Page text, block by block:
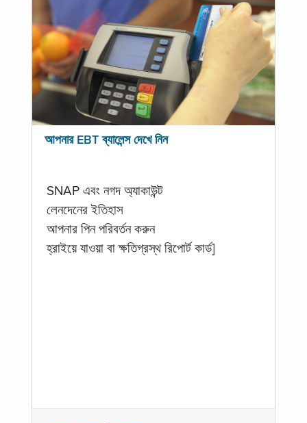
আপনার EBT ব্যালেন্স দেখে নিন
SNAP এবং নগদ অ্যাকাউন্ট
লেনদেনের ইতিহাস
আপনার পিন পরিবর্তন করুন
হ্রাইয়ে যাওয়া বা ক্ষতিগ্রস্থ রিপোর্ট কার্ড]